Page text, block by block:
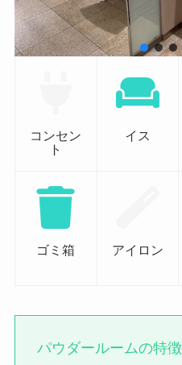
コンセン
ト
イス
ゴミ箱 アイロン
パウダールームの特徴